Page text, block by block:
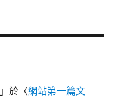
」於〈網站第一篇文